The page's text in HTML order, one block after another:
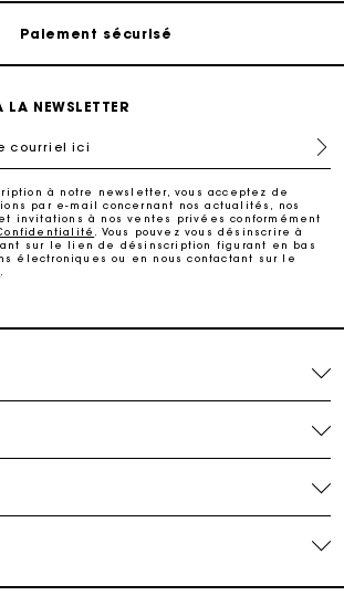
Paiement sécurisé
offerte sous 2 à 3 jours ouvrés.
Paiement sécurisé
LA NEWSLETTER
courriel ici
à notre newsletter, vous acceptez de
par e-mail concernant nos actualités, nos
invitations à nos ventes privées conformément
. Vous pouvez vous désinscrire à
sur le lien de désinscription figurant en bas
électroniques ou en nous contactant sur le